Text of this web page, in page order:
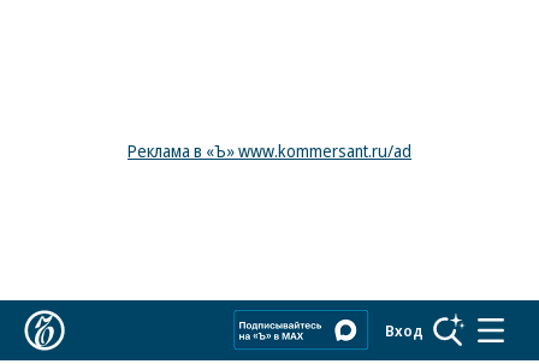
Реклама в «Ъ» www.kommersant.ru/ad
Вход